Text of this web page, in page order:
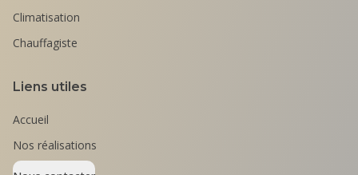
Climatisation
Chauffagiste
Liens utiles
Accueil
Nos réalisations